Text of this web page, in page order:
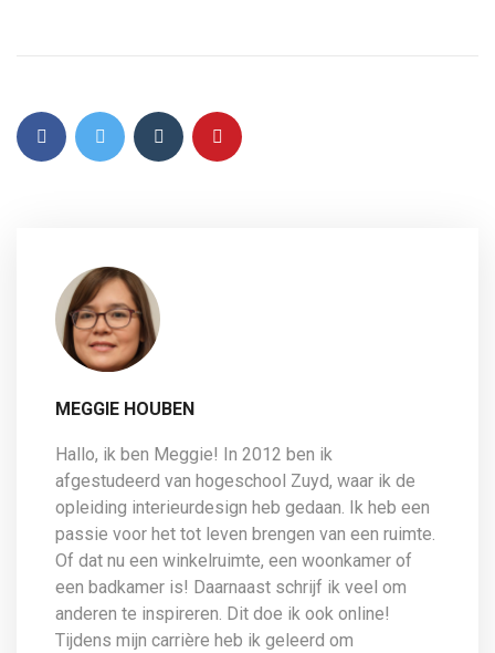
MEGGIE HOUBEN
Hallo, ik ben Meggie! In 2012 ben ik
afgestudeerd van hogeschool Zuyd, waar ik de
opleiding interieurdesign heb gedaan. Ik heb een
passie voor het tot leven brengen van een ruimte.
Of dat nu een winkelruimte, een woonkamer of
een badkamer is! Daarnaast schrijf ik veel om
anderen te inspireren. Dit doe ik ook online!
Tijdens mijn carrière heb ik geleerd om